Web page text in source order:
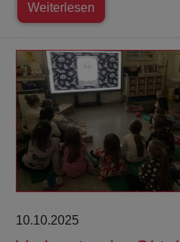
Weiterlesen
10.10.2025